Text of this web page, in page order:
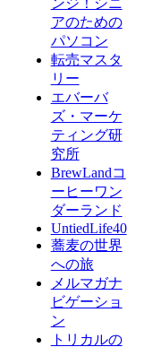
アのための
パソコン
転売マスタ
リー
エバーバ
ズ・マーケ
ティング研
究所
BrewLandコ
ーヒーワン
ダーランド
UntiedLife40
蕎麦の世界
への旅
メルマガナ
ビゲーショ
ン
トリカルの